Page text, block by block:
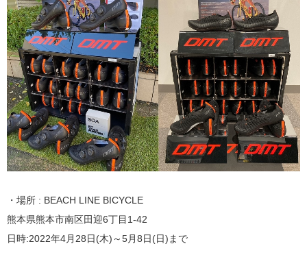
・場所 : BEACH LINE BICYCLE
熊本県熊本市南区田迎6丁目1-42
日時:2022年4月28日(木)～5月8日(日)まで